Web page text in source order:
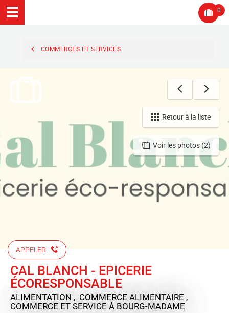
0
COMMERCES ET SERVICES
Voir les photos (2)
Retour à la liste
APPELER
CAL BLANCH - EPICERIE
ÉCORESPONSABLE
ALIMENTATION , COMMERCE ALIMENTAIRE ,
COMMERCE ET SERVICE À BOURG-MADAME